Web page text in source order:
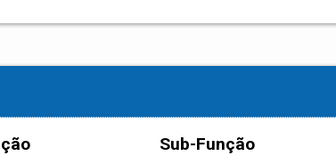
Sub-Função